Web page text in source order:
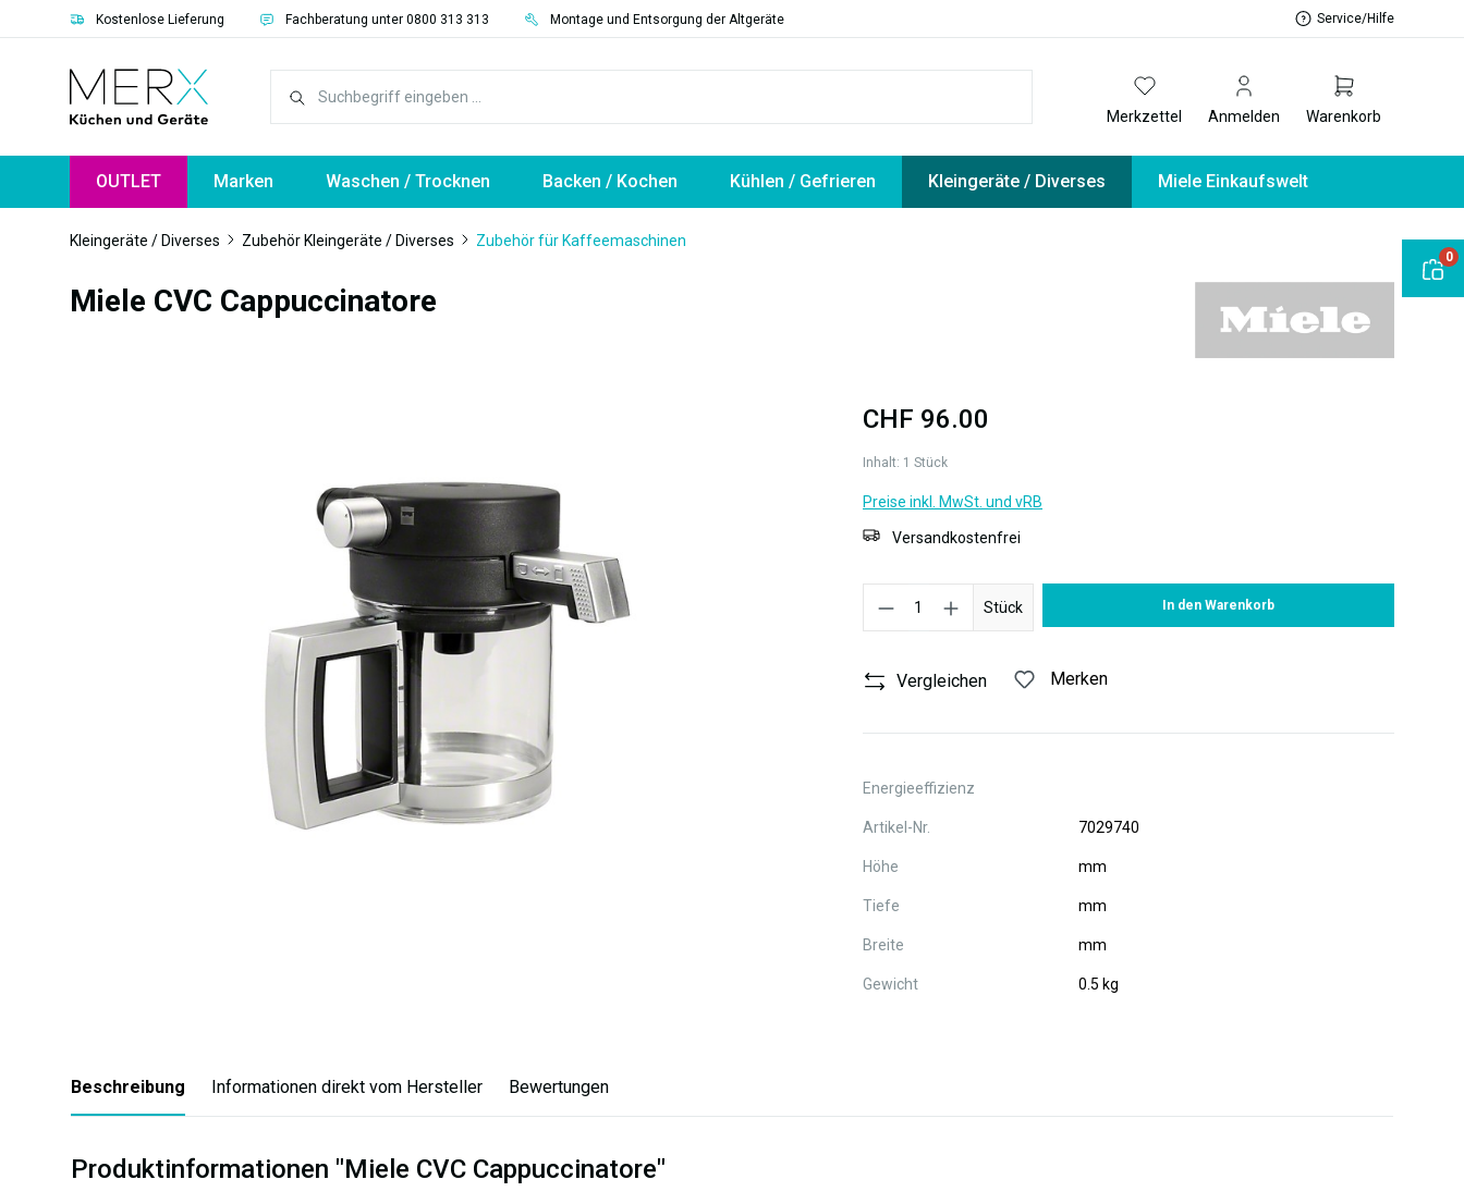
Zur Hauptnavigation springen
Kostenlose Lieferung Fachberatung unter 0800 313 313 Montage und Entsorgung der Altgeräte Service/Hilfe
Merkzettel Anmelden Warenkorb
OUTLET Marken Waschen / Trocknen Backen / Kochen Kühlen / Gefrieren Kleingeräte / Diverses Miele Einkaufswelt
Kleingeräte / Diverses Zubehör Kleingeräte / Diverses Zubehör für Kaffeemaschinen
Miele CVC Cappuccinatore
CHF 96.00
Inhalt: 1 Stück
Preise inkl. MwSt. und vRB
Versandkostenfrei
Stück
In den Warenkorb
Vergleichen Merken
Energieeffizienz
Artikel-Nr. 7029740
Höhe mm
Tiefe mm
Breite mm
Gewicht 0.5 kg
Beschreibung Informationen direkt vom Hersteller Bewertungen
Produktinformationen "Miele CVC Cappuccinatore"
0